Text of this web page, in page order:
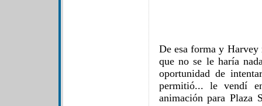
De esa forma y
que no se le haría
oportunidad de
permitió... le vendí
animación para Plaza